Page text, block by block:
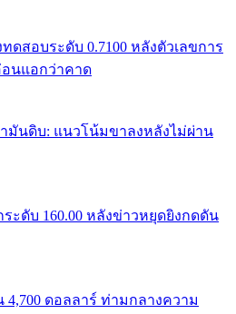
ดสอบระดับ 0.7100 หลังตัวเลขการ
อนแอกว่าคาด
มันดิบ: แนวโน้มขาลงหลังไม่ผ่าน
ระดับ 160.00 หลังข่าวหยุดยิงกดดัน
ดอลลาร์ ท่ามกลางความ